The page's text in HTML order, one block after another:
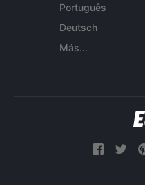
Português
Deutsch
Más...